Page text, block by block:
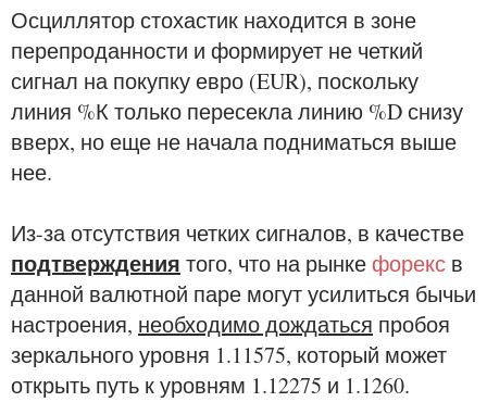
Осциллятор стохастик находится в зоне
перепроданности и формирует не четкий
сигнал на покупку евро (EUR), поскольку
линия %К только пересекла линию %D снизу
вверх, но еще не начала подниматься выше
нее.
Из-за отсутствия четких сигналов, в качестве
подтверждения того, что на рынкефорекс в
данной валютной паре могут усилиться бычьи
настроения, необходимо дождаться пробоя
зеркального уровня 1.11575, который может
открыть путь к уровням 1.12275 и 1.1260.